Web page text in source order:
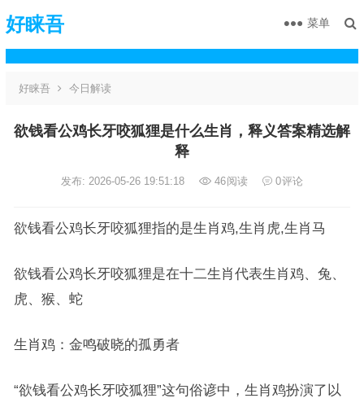
好睐吾 菜单
好睐吾 今日解读
欲钱看公鸡长牙咬狐狸是什么生肖，释义答案精选解
释
发布: 2026-05-26 19:51:18 46阅读 0评论
欲钱看公鸡长牙咬狐狸指的是生肖鸡,生肖虎,生肖马
欲钱看公鸡长牙咬狐狸是在十二生肖代表生肖鸡、兔、
虎、猴、蛇
生肖鸡：金鸣破晓的孤勇者
“欲钱看公鸡长牙咬狐狸”这句俗谚中，生肖鸡扮演了以